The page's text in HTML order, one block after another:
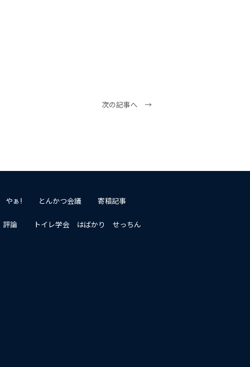
次の記事へ →
やぁ! とんかつ会議 寄稿記事
評論 トイレ学会 はばかり せっちん